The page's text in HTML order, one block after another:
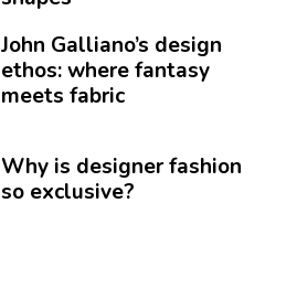
John Galliano’s design
ethos: where fantasy
meets fabric
Why is designer fashion
so exclusive?